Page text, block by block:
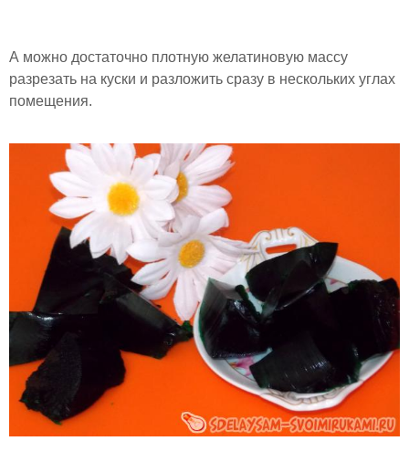
А можно достаточно плотную желатиновую массу
разрезать на куски и разложить сразу в нескольких углах
помещения.